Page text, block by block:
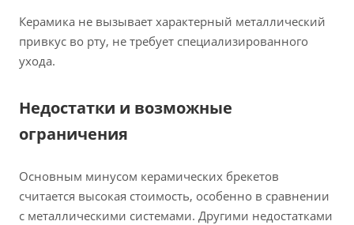
Керамика не вызывает характерный металлический
привкус во рту, не требует специализированного
ухода.
Недостатки и возможные
ограничения
Основным минусом керамических брекетов
считается высокая стоимость, особенно в сравнении
с металлическими системами. Другими недостатками